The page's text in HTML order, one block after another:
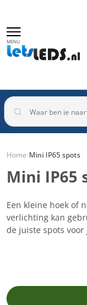
MENU
Binnenverlichting
Home/Mini IP65 spots
Mini IP65
Een kleine hoek of
verlichting kan
de juiste spots voor